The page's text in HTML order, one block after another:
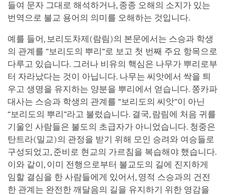
들여 문자 그대로 해석하거나, 종종 오해의 소지가 있는
번역으로 불교 용어의 의미를 오해하는 것입니다.
예를 들어, 보리도차제(람림)의 본문에서는 스승과 학생
의 관계를 “보리도의 뿌리”로 보고 첫 번째 주요 항목으로
다루고 있습니다. 그러나 비유의 핵심은 나무가 뿌리로부
터 자라났다는 것이 아닙니다. 나무는 씨앗에서 싹을 틔
우고 생명을 유지하는 양분을 뿌리에서 얻습니다. 쫑카파
대사는 스승과 학생의 관계를 “보리도의 씨앗”이 아닌
“보리도의 뿌리”라고 불렀습니다. 결국, 람림에 처음 귀를
기울인 사람들은 불도의 초급자가 아니었습니다. 청중은
탄트라(밀교)의 관정을 받기 위해 모인 승려와 여승들로
구성되었고, 준비로 현교의 가르침을 복습해야 했습니다.
이와 같이, 이미 전행으로부터 불교도의 길에 진지하게
임할 결심을 한 사람들에게 있어서, 영적 스승과의 건전
한 관계는 완전한 깨달음의 길을 유지하기 위한 영감을